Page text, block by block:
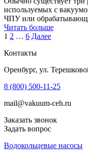
используемых с
ЧПУ или
Читать больше
Навигация
по
записям
1 2 … 6 Далее
Контакты
Оренбург, ул.
8 (800) 500-11-25
mail@vakuum-ceh.ru
Заказать звонок
Задать вопрос
Водокольцевые насосы